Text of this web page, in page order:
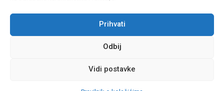
Prihvati
Odbij
Vidi postavke
Brzi linkoviSocijalne mreže
Facebook
Instagram